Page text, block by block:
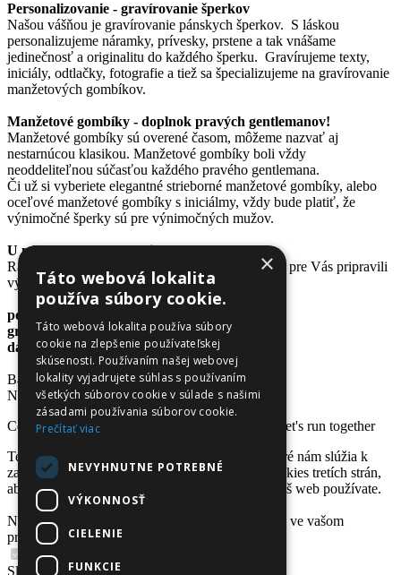
Personalizovanie - gravírovanie šperkov
Našou vášňou je gravírovanie pánskych šperkov. S láskou
personalizujeme náramky, prívesky, prstene a tak vnášame
jedinečnosť a originalitu do každého šperku. Gravírujeme texty,
iniciály, odtlačky, fotografie a tiež sa špecializujeme na gravírovanie
manžetových gombíkov.
Manžetové gombíky - doplnok pravých gentlemanov!
Manžetové gombíky sú overené časom, môžeme nazvať aj
nestarnúcou klasikou. Manžetové gombíky boli vždy
neoddeliteľnou súčasťou každého pravého gentlemana.
Či už si vyberiete elegantné strieborné manžetové gombíky, alebo
oceľové manžetové gombíky s iniciálmy, vždy bude platiť, že
výnimočné šperky sú pre výnimočných mužov.
U nás sú nákupy naozaj výhodné
Radi by sme Vám spríjemnili nákupy a preto sme pre Vás pripravili
výnimočné výhody:
poštovné zadarmo
gravírovanie zadarmo
darčekové krabičky zadarmo
Bastian.sk / Špecialista na pánske šperky.
Nakúpte u špecialistu :)
Copyright © 2026 www.bastian.sk
let's run together
Tento web používa základné súbory cookies, ktoré nám slúžia k
zabezpečeniu funkcí webu, ako aj doplnkové cookies tretích strán,
aby nám napr. dali lepšiu predstavu o tom, ako náš web používate.
Nastavte si prosím, ktoré súbory cookies môžeme ve vašom
prehliadači používať.
Nevyhnutné
Slúžia pre nevyhnutný chod stránky.
×
Táto webová lokalita
používa súbory cookie.
Táto webová lokalita používa súbory
cookie na zlepšenie používateľskej
skúsenosti. Používaním našej webovej
lokality vyjadrujete súhlas s používaním
všetkých súborov cookie v súlade s našimi
zásadami používania súborov cookie.
Prečítať viac
NEVYHNUTNE POTREBNÉ
VÝKONNOSŤ
CIELENIE
FUNKCIE